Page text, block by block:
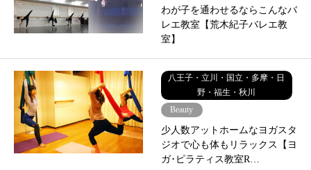
わが子を通わせるならこんなバ
レエ教室【荒木紀子バレエ教
室】
八王子・立川・国立・多摩・日
野・福生・秋川
Beauty
少人数アットホームなヨガスタ
ジオで心も体もリラックス【ヨ
ガ･ピラティス教室R…